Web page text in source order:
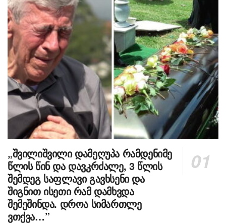
„შვილიშვილი დამეღუპა რამდენიმე
წლის წინ და დავკრძალე, 3 წლის
შემდეგ საფლავი გავხსენი და
შიგნით ისეთი რამ დამხვდა
შემეშინდა. დროა სიმართლე
ვთქვა…”